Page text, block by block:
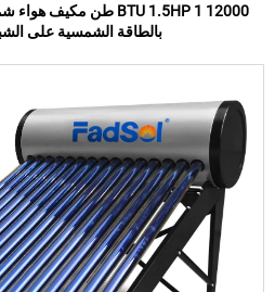
بالطاقة الشمسية على